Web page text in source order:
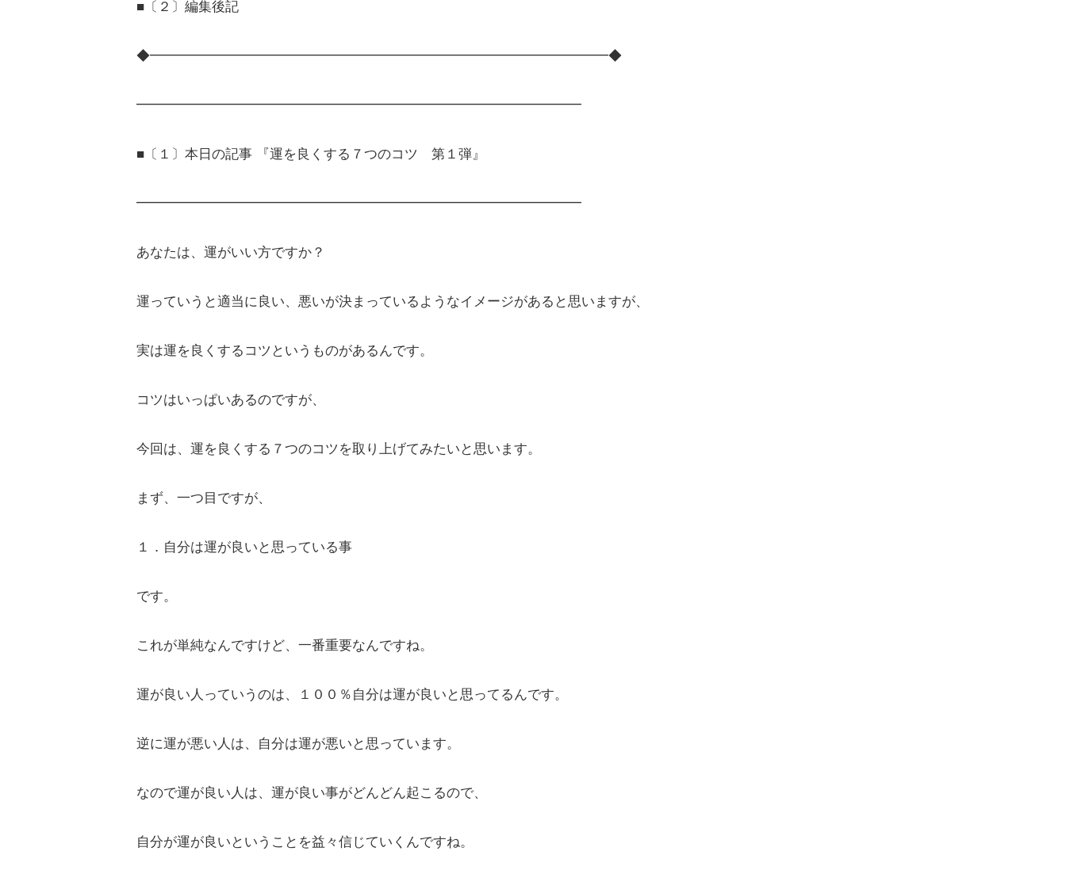
■〔２〕編集後記
◆━━━━━━━━━━━━━━━━━━━━━━━━━━━━━━━━━━◆
━━━━━━━━━━━━━━━━━━━━━━━━━━━━━━━━━
■〔１〕本日の記事 『運を良くする７つのコツ 第１弾』
━━━━━━━━━━━━━━━━━━━━━━━━━━━━━━━━━
あなたは、運がいい方ですか？
運っていうと適当に良い、悪いが決まっているようなイメージがあると思いますが、
実は運を良くするコツというものがあるんです。
コツはいっぱいあるのですが、
今回は、運を良くする７つのコツを取り上げてみたいと思います。
まず、一つ目ですが、
１．自分は運が良いと思っている事
です。
これが単純なんですけど、一番重要なんですね。
運が良い人っていうのは、１００％自分は運が良いと思ってるんです。
逆に運が悪い人は、自分は運が悪いと思っています。
なので運が良い人は、運が良い事がどんどん起こるので、
自分が運が良いということを益々信じていくんですね。